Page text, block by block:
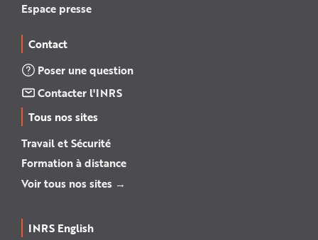
Espace presse
Contact
Poser une question
Contacter l'INRS
Tous nos sites
Travail et Sécurité
Formation à distance
Voir tous nos sites →
INRS English